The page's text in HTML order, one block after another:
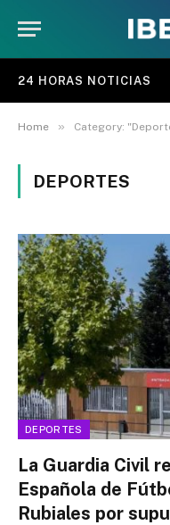
24 HORAS NOTICIAS
Home » Category:
DEPORTES
DEPORTES
La Guardia Civil
Española de
Rubiales por